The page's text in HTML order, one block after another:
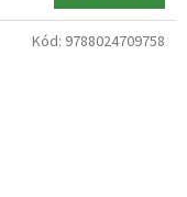
Kód: 9788024709758